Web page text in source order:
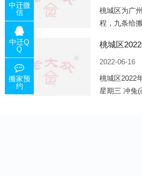
桃城区为广
程，九条给
电话咨询，
2022-06-16
桃城区2022
星期三 冲兔
中迁微
信
中迁Q
Q
搬家预
约